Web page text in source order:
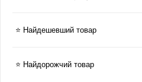
⭐ Найдешевший товар
⭐ Найдорожчий товар